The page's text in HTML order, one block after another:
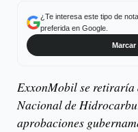
¿Te interesa este tipo de
preferida en Google.
ExxonMobil se retiraría
Nacional de
aprobaciones